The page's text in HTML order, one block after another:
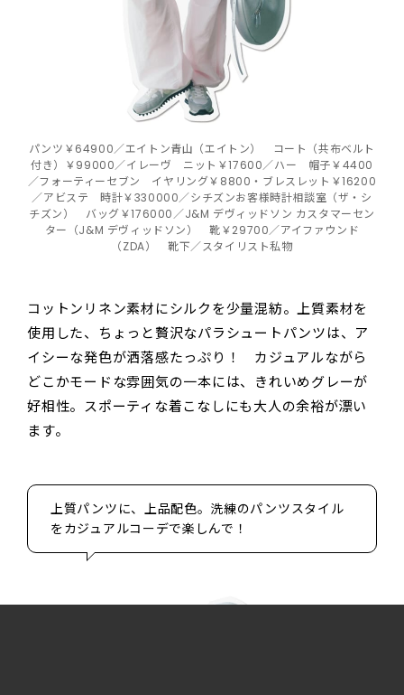
パンツ￥64900／エイトン青山（エイトン） コート（共布ベルト
付き）￥99000／イレーヴ ニット￥17600／ハー 帽子￥4400
／フォーティーセブン イヤリング￥8800・ブレスレット￥16200
／アビステ 時計￥330000／シチズンお客様時計相談室（ザ・シ
チズン） バッグ￥176000／J&M デヴィッドソン カスタマーセン
ター（J&M デヴィッドソン） 靴￥29700／アイファウンド
（ZDA） 靴下／スタイリスト私物
コットンリネン素材にシルクを少量混紡。上質素材を
使用した、ちょっと贅沢なパラシュートパンツは、ア
イシーな発色が洒落感たっぷり！ カジュアルながら
どこかモードな雰囲気の一本には、きれいめグレーが
好相性。スポーティな着こなしにも大人の余裕が漂い
ます。
上質パンツに、上品配色。洗練のパンツスタイル
をカジュアルコーデで楽しんで！